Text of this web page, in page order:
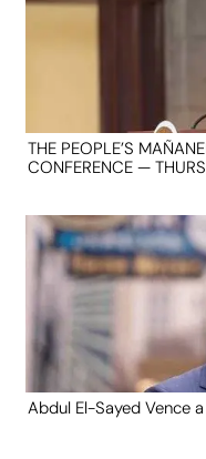
THE PEOPLE’S
CONFERENCE —
Abdul El-Sayed Vence